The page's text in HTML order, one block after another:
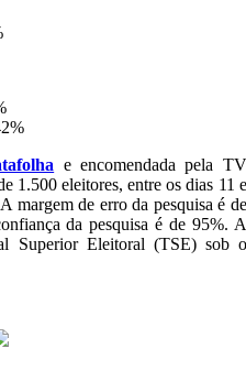
e encomendada pela TV
1.500 eleitores, entre os dias 11 e
margem de erro da pesquisa é de
da pesquisa é de 95%. A
Superior Eleitoral (TSE) sob o